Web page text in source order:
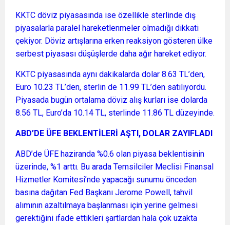
KKTC döviz piyasasında ise özellikle sterlinde dış
piyasalarla paralel hareketlenmeler olmadığı dikkati
çekiyor. Döviz artışlarına erken reaksiyon gösteren ülke
serbest piyasası düşüşlerde daha ağır hareket ediyor.
KKTC piyasasında aynı dakikalarda dolar 8.63 TL’den,
Euro 10.23 TL’den, sterlin de 11.99 TL’den satılıyordu.
Piyasada bugün ortalama döviz alış kurları ise dolarda
8.56 TL, Euro’da 10.14 TL, sterlinde 11.86 TL düzeyinde.
ABD’DE ÜFE BEKLENTİLERİ AŞTI, DOLAR ZAYIFLADI
ABD’de ÜFE haziranda %0.6 olan piyasa beklentisinin
üzerinde, %1 arttı. Bu arada Temsilciler Meclisi Finansal
Hizmetler Komitesi’nde yapacağı sunumu önceden
basına dağıtan Fed Başkanı Jerome Powell, tahvil
alımının azaltılmaya başlanması için yerine gelmesi
gerektiğini ifade ettikleri şartlardan hala çok uzakta